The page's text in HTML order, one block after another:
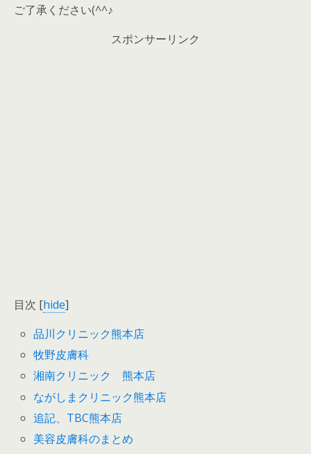
ご了承ください(^^♪
スポンサーリンク
目次 [hide]
品川クリニック熊本店
牧野皮膚科
湘南クリニック 熊本店
ながしまクリニック熊本店
追記、TBC熊本店
美容皮膚科のまとめ